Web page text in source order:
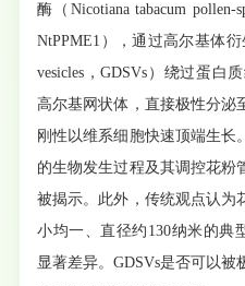
酶（Nicotiana tabacum pollen-
NtPPME1），通过高尔基体衍
vesicles，GDSVs）绕过蛋白
高尔基网状体，直接极性分泌
刚性以维系细胞快速顶端生长
的生物发生过程及其调控花粉
被揭示。此外，传统观点认为
小均一、直径约130纳米的典
显著差异。GDSVs是否可以